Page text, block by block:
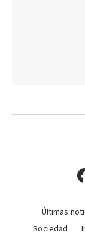
Últimas
Sociedad